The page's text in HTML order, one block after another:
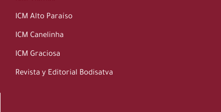
ICM Alto Paraíso
ICM Canelinha
ICM Graciosa
Revista y Editorial Bodisatva